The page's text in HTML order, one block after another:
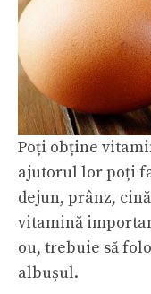
Poți obține
ajutorul lor poți
dejun, prânz,
vitamină
ou, trebuie să
albușul.